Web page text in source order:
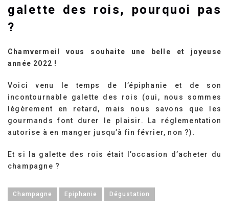
galette des rois, pourquoi pas
?
Chamvermeil vous souhaite une belle et joyeuse
année 2022 !
Voici venu le temps de l’épiphanie et de son
incontournable galette des rois (oui, nous sommes
légèrement en retard, mais nous savons que les
gourmands font durer le plaisir. La réglementation
autorise à en manger jusqu’à fin février, non ?).
Et si la galette des rois était l’occasion d’acheter du
champagne ?
Champagne Epiphanie Dégustation